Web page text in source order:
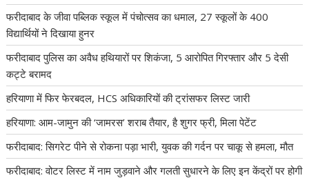
फरीदाबाद के जीवा पब्लिक स्कूल में पंचोत्सव का धमाल, 27 स्कूलों के 400
विद्यार्थियों ने दिखाया हुनर
फरीदाबाद पुलिस का अवैध हथियारों पर शिकंजा, 5 आरोपित गिरफ्तार और 5 देसी
कट्टे बरामद
हरियाणा में फिर फेरबदल, HCS अधिकारियों की ट्रांसफर लिस्ट जारी
हरियाणा: आम-जामुन की ‘जामरस’ शराब तैयार, है शुगर फ्री, मिला पेटेंट
फरीदाबाद: सिगरेट पीने से रोकना पड़ा भारी, युवक की गर्दन पर चाकू से हमला, मौत
फरीदाबाद: वोटर लिस्ट में नाम जुड़वाने और गलती सुधारने के लिए इन केंद्रों पर होगी